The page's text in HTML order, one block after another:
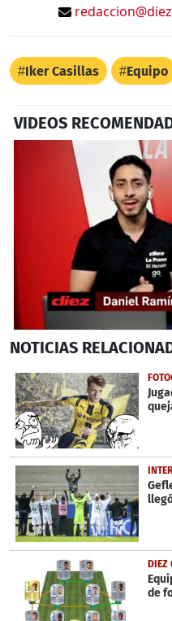
Iker Casillas Equipo
VIDEOS
seconds
4
minutes,
53
seconds
NOTICIAS
DIEZ
de